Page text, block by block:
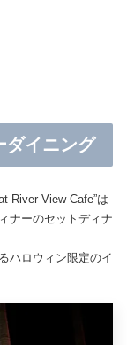
ダイニング
River View Cafe”は
ナーのセットディナ
ハロウィン限定のイ